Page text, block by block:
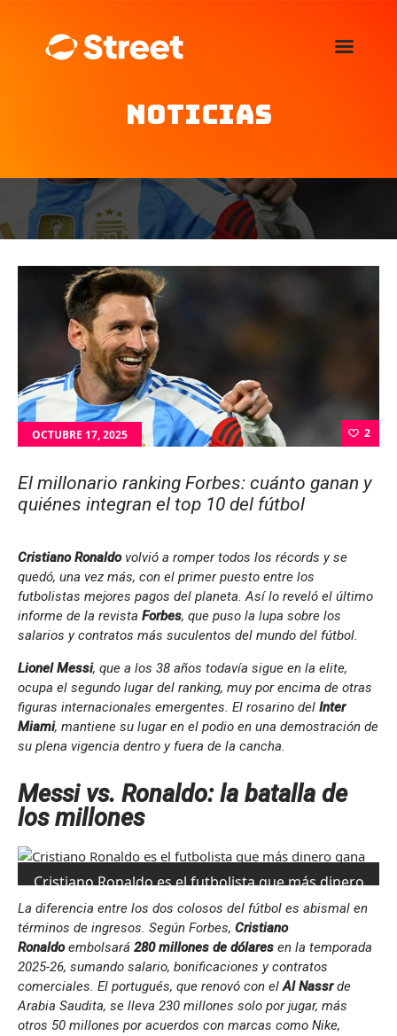
Noticias
La Street FM 101.5
Noticias
Agenda
Publicitá
Familia de auspiciantes
OCTUBRE 17, 2025 2
El millonario ranking Forbes: cuánto ganan y
quiénes integran el top 10 del fútbol
Cristiano Ronaldovolvió a romper todos los récords y se
quedó, una vez más, con el primer puesto entre los
futbolistas mejores pagos del planeta. Así lo reveló el último
informe de la revista Forbes, que puso la lupa sobre los
salarios y contratos más suculentos del mundo del fútbol.
Lionel Messi, que a los 38 años todavía sigue en la elite,
ocupa el segundo lugar del ranking, muy por encima de otras
figuras internacionales emergentes. El rosarino del Inter
Miami, mantiene su lugar en el podio en una demostración de
su plena vigencia dentro y fuera de la cancha.
Messi vs. Ronaldo: la batalla de
los millones
Cristiano Ronaldo es el futbolista que más dinero
La diferencia entre los dos colosos del fútbol es abismal en
términos de ingresos. Según Forbes, Cristiano
Ronaldoembolsará 280 millones de dólares en la temporada
2025-26, sumando salario, bonificaciones y contratos
comerciales. El portugués, que renovó con elAl Nassrde
Arabia Saudita, se lleva 230 millones solo por jugar, más
otros 50 millones por acuerdos con marcas como Nike,